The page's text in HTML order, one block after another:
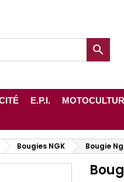

E.P.I.
Bougies NGK Bougie